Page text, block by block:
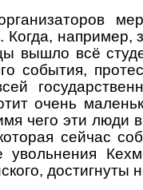
Когда, например,
вышло всё
события,
очень
чего эти
сейчас
увольнения
достигнуты